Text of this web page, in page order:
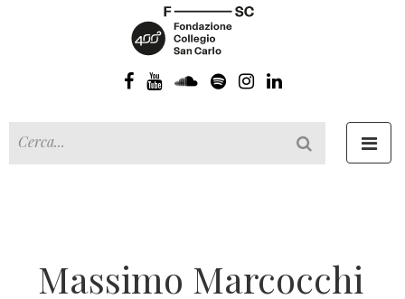
Massimo Marcocchi